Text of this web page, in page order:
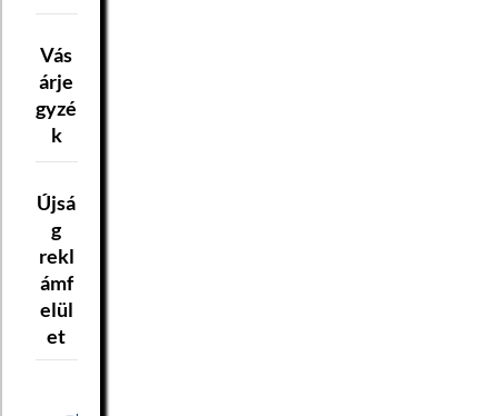
Vás
árje
gyzé
k
Újsá
g
rekl
ámf
elül
et